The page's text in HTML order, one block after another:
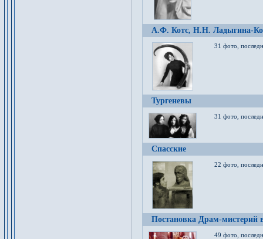
А.Ф. Котс, Н.Н. Ладыгина-
31 фото,
Тургеневы
31 фото,
Спасские
22 фото,
Постановка Драм-мистерий
49 фото,